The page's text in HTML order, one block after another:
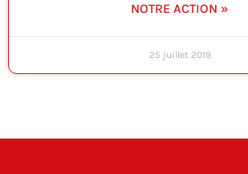
NOTRE ACTION »
25 juillet 2019